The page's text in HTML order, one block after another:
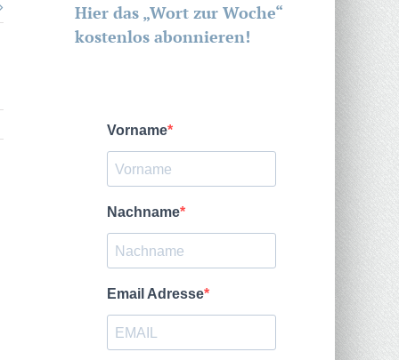
Hier das „Wort zur Woche“
kostenlos abonnieren!